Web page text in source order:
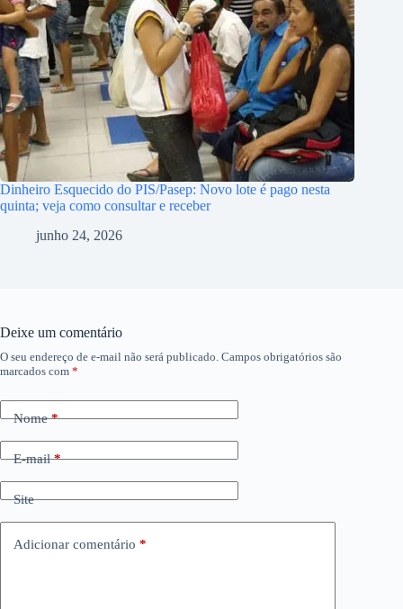
Dinheiro Esquecido do PIS/Pasep: Novo lote é pago nesta
quinta; veja como consultar e receber
junho 24, 2026
Deixe um comentário
O seu endereço de e-mail não será publicado. Campos obrigatórios são
marcados com *
Nome*
E-mail*
Site
Adicionar comentário *